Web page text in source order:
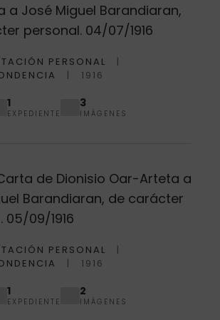
a José Miguel Barandiaran,
personal. 04/07/1916
PERSONAL
1916
1
EXPEDIENTE
3
IMÁGENES
de Dionisio Oar-Arteta a
Barandiaran, de carácter
05/09/1916
PERSONAL
1916
1
EXPEDIENTE
2
IMÁGENES